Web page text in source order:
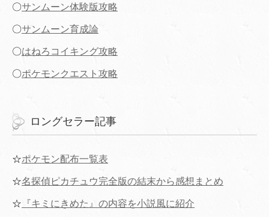
〇サンムーン体験版攻略
〇サンムーン育成論
〇はねろコイキング攻略
〇ポケモンクエスト攻略
ロングセラー記事
☆ポケモン配布一覧表
☆名探偵ピカチュウ完全版の結末から感想まとめ
☆ 『キミにきめた』の内容を小説風に紹介